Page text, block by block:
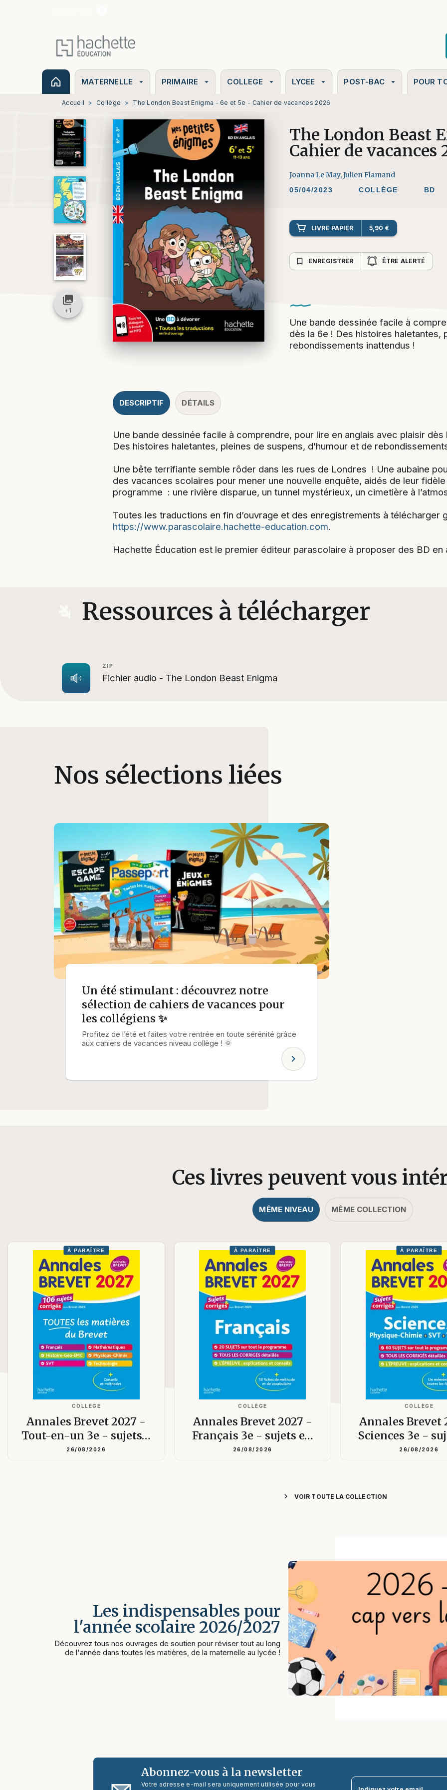
MATERNELLE arrow_drop_down PRIMAIRE arrow_drop_down COLLEGE arrow_drop_down LYCEE arrow_drop_down POST-BAC arrow_drop_down POUR
Accueil > Collège > The London Beast Enigma - 6e et 5e - Cahier de vacances 2026
The London Beast
Cahier de vacances
Joanna Le May,Julien Flamand
05/04/2023 COLLÈGE BD
LIVRE PAPIER 5,90 €
bookmark_border ENREGISTRER ÊTRE ALERTÉ
Une bande dessinée facile à
dès la 6e ! Des histoires
rebondissements inattendus !
collections
+1
DESCRIPTIF DÉTAILS
Une bande dessinée facile à comprendre, pour lire en anglais avec plaisir dès
Des histoires haletantes, pleines de suspens, d’humour et de
Une bête terrifiante semble rôder dans les rues de Londres ! Une aubaine
des vacances scolaires pour mener une nouvelle enquête, aidés de leur
programme : une rivière disparue, un tunnel mystérieux, un cimetière à
Toutes les traductions en fin d’ouvrage et des enregistrements à télécharger
https://www.parascolaire.hachette-education.com.
Hachette Éducation est le premier éditeur parascolaire à proposer des BD en
Ressources à télécharger
ZIP
Fichier audio - The London Beast Enigma
Nos sélections liées
Un été stimulant : découvrez notre
sélection de cahiers de vacances pour
les collégiens ✨
Profitez de l’été et faites votre rentrée en toute sérénité grâce
aux cahiers de vacances niveau collège ! 🌞
chevron_right
Ces livres peuvent vous
MÊME NIVEAU MÊME COLLECTION
À PARAÎTRE
COLLÈGE
Annales Brevet 2027 -
Tout-en-un 3e - sujets…
26/08/2026
À PARAÎTRE
COLLÈGE
Annales Brevet 2027 -
Français 3e - sujets e…
26/08/2026
À PARAÎTRE
COLLÈGE
Annales Brevet
Sciences 3e -
26/08/2026
chevron_right VOIR TOUTE LA COLLECTION
Les indispensables pour
l'année scolaire 2026/2027
Découvrez tous nos ouvrages de soutien pour réviser tout au long
de l'année dans toutes les matières, de la maternelle au lycée !
Abonnez-vous à la newsletter
Votre adresse e-mail sera uniquement utilisée pour vous